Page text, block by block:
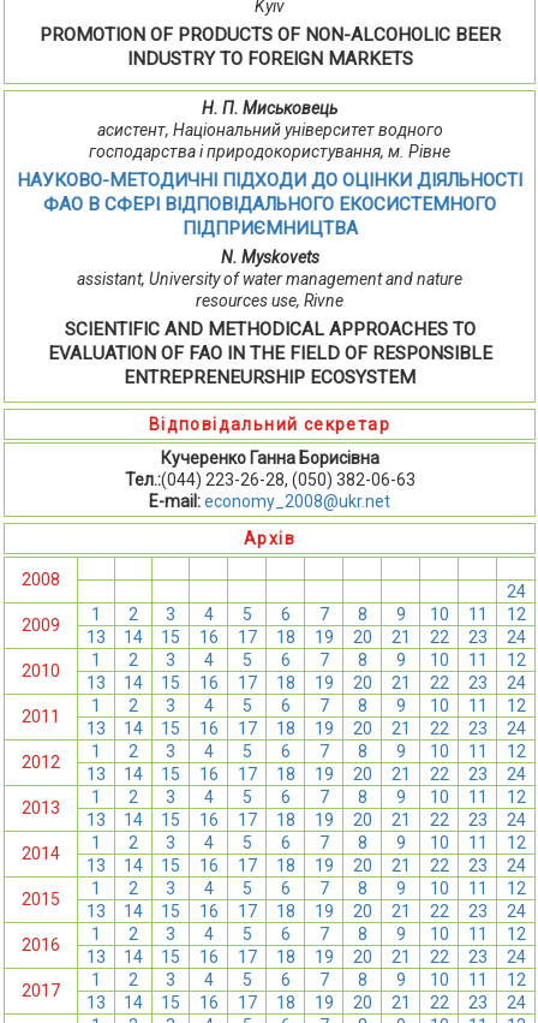
Kyiv
PROMOTION OF PRODUCTS OF NON-ALCOHOLIC BEER
INDUSTRY TO FOREIGN MARKETS
Н. П. Миськовець
асистент, Національний університет водного
господарства і природокористування, м. Рівне
НАУКОВО-МЕТОДИЧНІ ПІДХОДИ ДО ОЦІНКИ ДІЯЛЬНОСТІ
ФАО В СФЕРІ ВІДПОВІДАЛЬНОГО ЕКОСИСТЕМНОГО
ПІДПРИЄМНИЦТВА
N. Myskovets
assistant, University of water management and nature
resources use, Rivne
SCIENTIFIC AND METHODICAL APPROACHES TO
EVALUATION OF FAO IN THE FIELD OF RESPONSIBLE
ENTREPRENEURSHIP ECOSYSTEM
Відповідальний секретар
Кучеренко Ганна Борисівна
Тел.:(044) 223-26-28, (050) 382-06-63
E-mail:economy_2008@ukr.net
Архів
2008
24
2009
1 2 3 4 5 6 7 8 9 10 11
12
13
14 15 16 17 18 19 20 21 22 23
24
2010
1 2 3 4 5 6 7 8 9 10 11
12
13
14 15 16 17 18 19 20 21 22 23
24
2011
1 2 3 4 5 6 7 8 9 10 11
12
13
14 15 16 17 18 19 20 21 22 23
24
2012
1 2 3 4 5 6 7 8 9 10 11
12
13
14 15 16 17 18 19 20 21 22 23
24
2013
1 2 3 4 5 6 7 8 9 10 11
12
13
14 15 16 17 18 19 20 21 22 23
24
2014
1 2 3 4 5 6 7 8 9 10 11
12
13
14 15 16 17 18 19 20 21 22 23
24
2015
1 2 3 4 5 6 7 8 9 10 11
12
13
14 15 16 17 18 19 20 21 22 23
24
2016
1 2 3 4 5 6 7 8 9 10 11
12
13
14 15 16 17 18 19 20 21 22 23
24
2017
1 2 3 4 5 6 7 8 9 10 11
12
13
14 15 16 17 18 19 20 21 22 23
24